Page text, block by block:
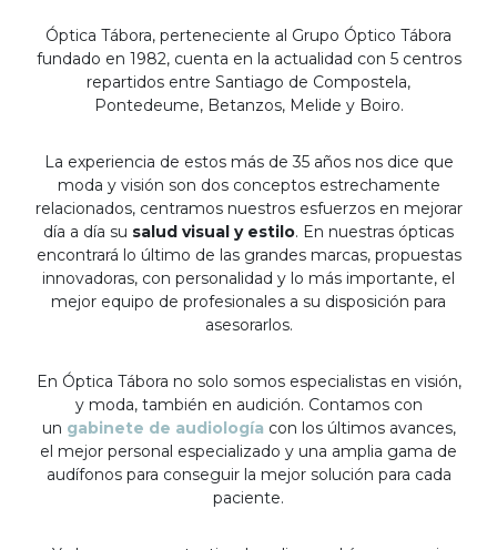
Óptica Tábora, perteneciente al Grupo Óptico Tábora
fundado en 1982, cuenta en la actualidad con 5 centros
repartidos entre Santiago de Compostela,
Pontedeume, Betanzos, Melide y Boiro.
La experiencia de estos más de 35 años nos dice que
moda y visión son dos conceptos estrechamente
relacionados, centramos nuestros esfuerzos en mejorar
día a día su salud visual y estilo. En nuestras ópticas
encontrará lo último de las grandes marcas, propuestas
innovadoras, con personalidad y lo más importante, el
mejor equipo de profesionales a su disposición para
asesorarlos.
En Óptica Tábora no solo somos especialistas en visión,
y moda, también en audición. Contamos con
un gabinete de audiología con los últimos avances,
el mejor personal especializado y una amplia gama de
audífonos para conseguir la mejor solución para cada
paciente.